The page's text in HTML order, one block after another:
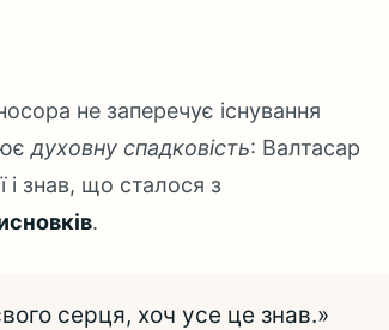
не заперечує існування
духовну спадковість: Валтасар
і знав, що сталося з
.
серця, хоч усе це знав.»